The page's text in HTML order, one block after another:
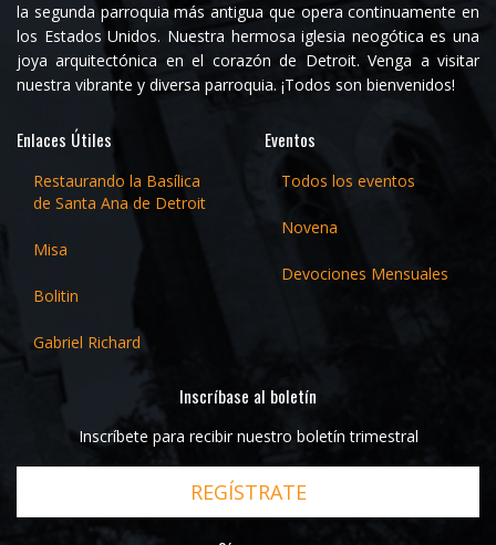
la segunda parroquia más antigua que opera continuamente en
los Estados Unidos. Nuestra hermosa iglesia neogótica es una
joya arquitectónica en el corazón de Detroit. Venga a visitar
nuestra vibrante y diversa parroquia. ¡Todos son bienvenidos!
Enlaces Útiles
Restaurando la Basílica
de Santa Ana de Detroit
Misa
Bolitin
Gabriel Richard
Eventos
Todos los eventos
Novena
Devociones Mensuales
Inscríbase al boletín
Inscríbete para recibir nuestro boletín trimestral
REGÍSTRATE